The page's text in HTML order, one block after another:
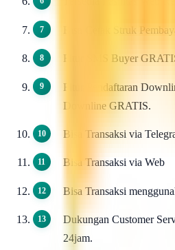
Bisa Cetak Struk
Fitur SMS Buyer
Fitur Pendaftaran
Downline GRATIS.
Bisa Transaksi via
Bisa Transaksi via Web
Bisa Transaksi
Dukungan Customer
24jam.